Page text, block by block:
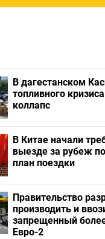
В дагестанском
топливного
коллапс
В Китае начали
выезде за рубеж
план поездки
Правительство
производить и
запрещенный
Евро-2